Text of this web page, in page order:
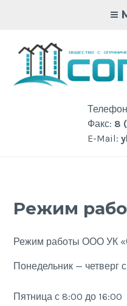
Факс: 8
E-Mail:
Режим
Режим работы ООО УК
Понедельник — четверг
Пятница с 8:00 до 16:00